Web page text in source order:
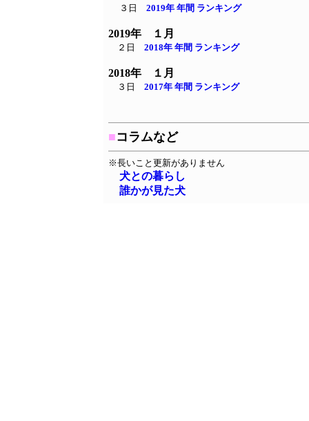
３日 2019年 年間 ランキング
2019年 １月
２日 2018年 年間 ランキング
2018年 １月
３日 2017年 年間 ランキング
■コラムなど
※長いこと更新がありません
犬との暮らし
誰かが見た犬